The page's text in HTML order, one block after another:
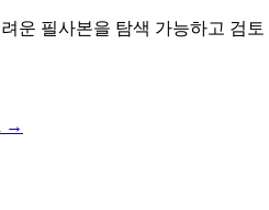
운 필사본을 탐색 가능하고 검
→